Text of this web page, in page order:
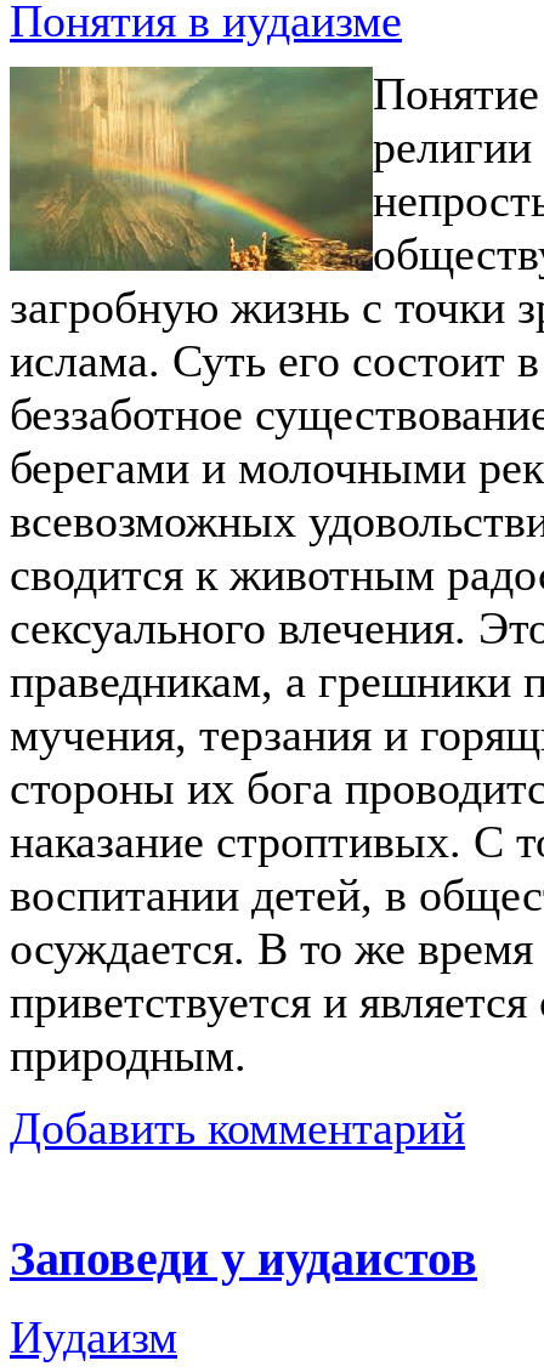
Понятия в иудаизме
религии
загробную жизнь с точки
ислама. Суть его состоит
беззаботное
берегами и молочными
всевозможных
сводится к животным
сексуального влечения.
праведникам, а грешники
мучения, терзания и
стороны их бога
наказание строптивых. С
воспитании детей, в
осуждается. В то же время
приветствуется и
природным.
Добавить комментарий
Заповеди у иудаистов
Иудаизм